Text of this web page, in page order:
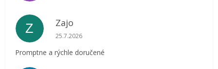
Z Zajo
Hodnotenie obchodu je 5 z 5 hviezdičiek.
25.7.2026
Promptne a rýchle doručené